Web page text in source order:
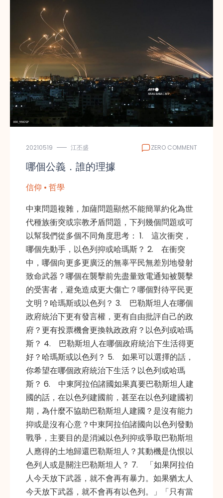
20210519 江丕盛 ZERO COMMENT
哪個公義．誰的理據
信仰 • 哲學
中東問題複雜，加薩問題顯然不能簡單約化為世
代種族衝突或宗教矛盾問題，下列幾個問題或可
以幫我們從多個不同角度思考： 1. 這次衝突，
哪個先動手，以色列抑或哈瑪斯？ 2. 在衝突
中，哪個向更多更廣泛的無辜平民無差別地發射
致命武器？哪個在襲擊前先盡量致電通知被襲擊
的受害者，避免造成更大傷亡？哪個對待平民更
文明？哈瑪斯或以色列？ 3. 巴勒斯坦人在哪個
政府統治下更有發言權，更有自由批評自己的政
府？更有投票機會更換執政政府？以色列或哈瑪
斯？ 4. 巴勒斯坦人在哪個政府統治下生活得更
好？哈瑪斯或以色列？ 5. 如果可以選擇的話，
你希望在哪個政府統治下生活？以色列或哈瑪
斯？ 6. 中東阿拉伯諸國如果真要巴勒斯坦人建
國的話，在以色列建國前，甚至在以色列建國初
期，為什麼不協助巴勒斯坦人建國？是沒有能力
抑或是沒有心意？中東阿拉伯諸國向以色列發動
戰爭，主要目的是消滅以色列抑或爭取巴勒斯坦
人應得的土地歸還巴勒斯坦人？其動機是仇恨以
色列人或是關注巴勒斯坦人？ 7. 「如果阿拉伯
人今天放下武器，就不會再有暴力。如果猶太人
今天放下武器，就不會再有以色列。」「只有當